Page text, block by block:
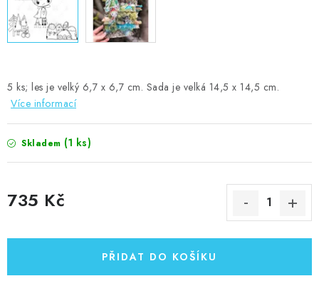
5 ks; les je velký 6,7 x 6,7 cm. Sada je velká 14,5 x 14,5 cm.
Více informací
Skladem (1 ks)
735 Kč
PŘIDAT DO KOŠÍKU